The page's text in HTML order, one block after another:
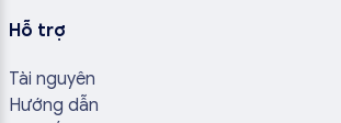
Hỗ trợ
Tài nguyên
Hướng dẫn